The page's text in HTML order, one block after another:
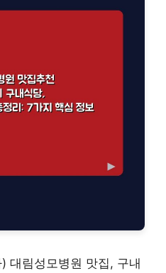
림성모병원 맛집, 구내